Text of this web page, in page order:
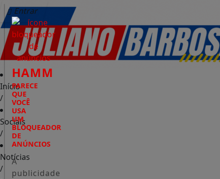
Entrar
Início
/
Sociais
/
Notícias
/
HAMM
PARECE
QUE
VOCÊ
USA
UM
BLOQUEADOR
DE
ANÚNCIOS
A
publicidade